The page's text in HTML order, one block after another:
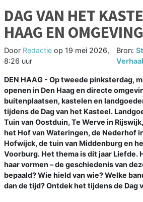
DAG VAN HET
HAAG EN OMGEVING
Door Redactie op 19 mei 2026,
8:26 uur
Bron:
Verhaal
DEN HAAG - Op tweede pinksterdag,
openen in Den Haag en directe
buitenplaatsen, kastelen en
tijdens de Dag van het Kasteel.
Tuin van Oostduin, Te Werve in
het Hof van Wateringen, de Nederhof
Hofwijck, de tuin van Middenburg en
Voorburg. Het thema is dit jaar Liefde.
haar vormen – de geschiedenis van
bepaald? Wie hield van wie? Welke
dan de tijd? Ontdek het tijdens de Dag